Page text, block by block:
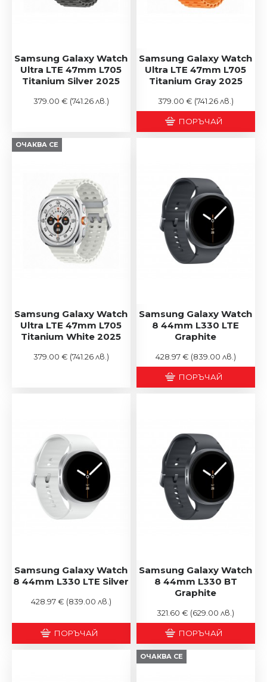
Samsung Galaxy Watch
Ultra LTE 47mm L705
Titanium Silver 2025
379.00 € (741.26 лв.)
Samsung Galaxy Watch
Ultra LTE 47mm L705
Titanium Gray 2025
379.00 € (741.26 лв.)
ПОРЪЧАЙ
ОЧАКВА СЕ
Samsung Galaxy Watch
Ultra LTE 47mm L705
Titanium White 2025
379.00 € (741.26 лв.)
Samsung Galaxy Watch
8 44mm L330 LTE
Graphite
428.97 € (839.00 лв.)
ПОРЪЧАЙ
Samsung Galaxy Watch
8 44mm L330 LTE Silver
428.97 € (839.00 лв.)
ПОРЪЧАЙ
Samsung Galaxy Watch
8 44mm L330 BT
Graphite
321.60 € (629.00 лв.)
ПОРЪЧАЙ
ОЧАКВА СЕ